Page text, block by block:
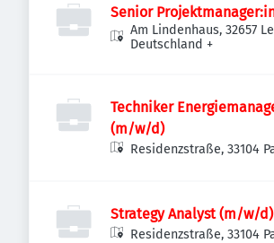
Senior
Am Lindenhaus, 32657
Deutschland +
Techniker
(m/w/d)
Residenzstraße, 33104
Strategy Analyst (m/w/d)
Residenzstraße, 33104